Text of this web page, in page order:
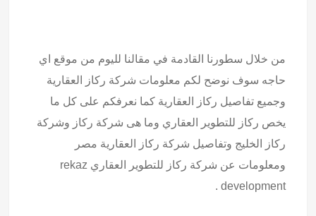
من خلال سطورنا القادمة في مقالنا لليوم من موقع اي
حاجه سوف نوضح لكم معلومات شركة ركاز العقارية
وجميع تفاصيل ركاز العقارية كما نعرفكم على كل ما
يخص ركاز للتطوير العقاري وما هى شركة ركاز وشركة
ركاز الخليج وتفاصيل شركة ركاز العقارية مصر
ومعلومات عن شركة ركاز للتطوير العقاري rekaz
development .